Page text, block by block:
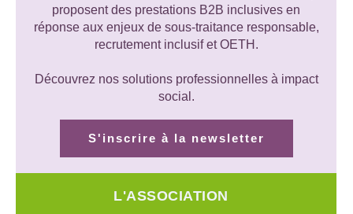
proposent des prestations B2B inclusives en
réponse aux enjeux de sous-traitance responsable,
recrutement inclusif et OETH.
Découvrez nos solutions professionnelles à impact
social.
S'inscrire à la newsletter
L'ASSOCIATION